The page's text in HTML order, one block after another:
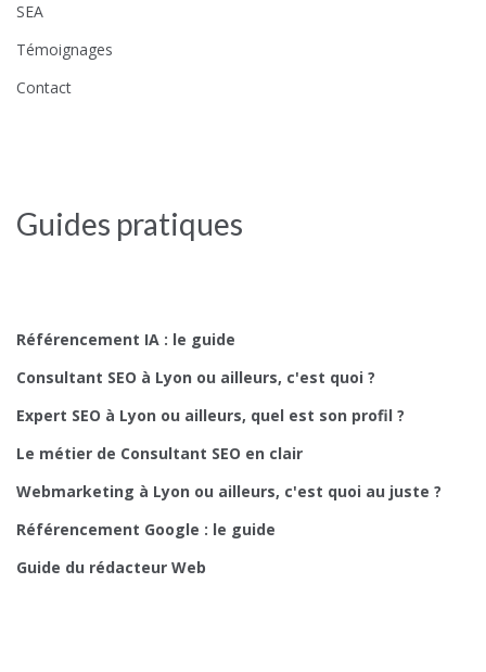
SEA
Témoignages
Contact
Guides pratiques
Référencement IA : le guide
Consultant SEO à Lyon ou ailleurs, c'est quoi ?
Expert SEO à Lyon ou ailleurs, quel est son profil ?
Le métier de Consultant SEO en clair
Webmarketing à Lyon ou ailleurs, c'est quoi au juste ?
Référencement Google : le guide
Guide du rédacteur Web